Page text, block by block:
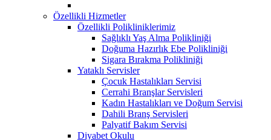
Özellikli Hizmetler
Özellikli Polikliniklerimiz
Sağlıklı Yaş Alma Polikliniği
Doğuma Hazırlık Ebe Polikliniği
Sigara Bırakma Polikliniği
Yataklı Servisler
Çocuk Hastalıkları Servisi
Cerrahi Branşlar Servisleri
Kadın Hastalıkları ve Doğum Servisi
Dahili Branş Servisleri
Palyatif Bakım Servisi
Diyabet Okulu